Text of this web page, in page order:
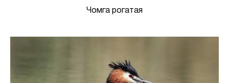
Чомга рогатая